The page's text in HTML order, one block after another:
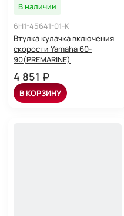
В наличии
6H1-45641-01-K
Втулка кулачка включения
скорости Yamaha 60-
90(PREMARINE)
4 851 ₽
В КОРЗИНУ